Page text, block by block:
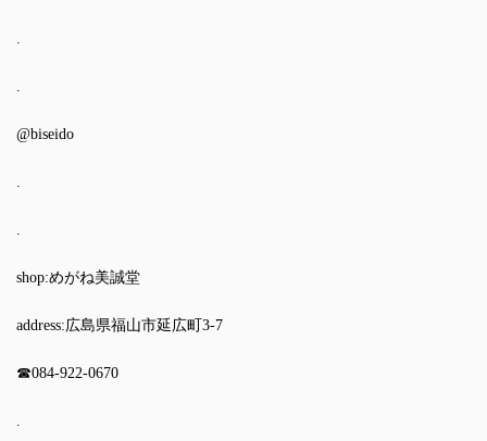
@biseido
shop:めがね美誠堂
address:広島県福山市延広町3-7
☎︎084-922-0670